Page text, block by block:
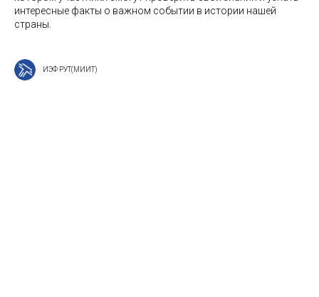
интересные факты о важном событии в истории нашей
страны.
ИЭФ РУТ(МИИТ)